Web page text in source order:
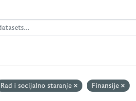
Rad i socijalno staranje Finansije